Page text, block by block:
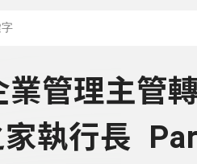
管理主管
家執行長